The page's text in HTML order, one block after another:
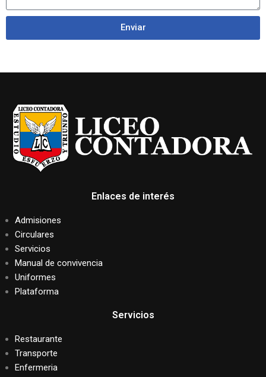
Enviar
Enlaces de interés
Admisiones
Circulares
Servicios
Manual de convivencia
Uniformes
Plataforma
Servicios
Restaurante
Transporte
Enfermeria